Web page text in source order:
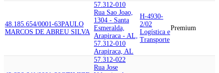
48.185.654/0001-63PAULO
MARCOS DE ABREU SILVA
57.312-010
Rua Sao Joao,
1304 - Santa
Esmeralda,
Arapiraca - AL,
57.312-010
Arapiraca, AL
H-4930-
2/02
Logística e
Transporte
Premium
57.312-022
Rua Jose